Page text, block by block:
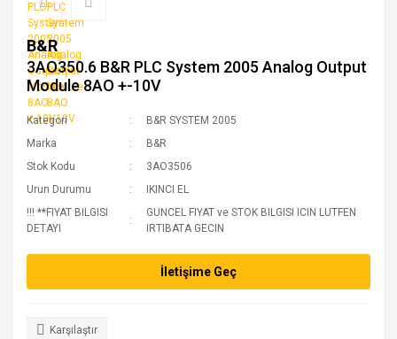
B&R
3AO350.6 B&R PLC System 2005 Analog Output
Module 8AO +-10V
Kategori
B&R SYSTEM 2005
Marka
B&R
Stok Kodu
3AO3506
Urun Durumu
IKINCI EL
!!! **FIYAT BILGISI
DETAYI
GUNCEL FIYAT ve STOK BILGISI ICIN LUTFEN
IRTIBATA GECIN
İletişime Geç
Karşılaştır